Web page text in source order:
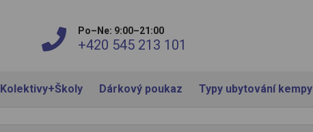
Po–Ne: 9:00–21:00
+420 545 213 101
Kolektivy+Školy Dárkový poukaz Typy ubytování kempy